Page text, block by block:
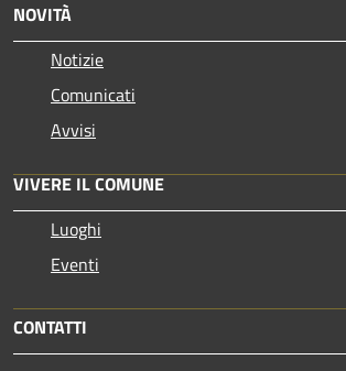
NOVITÀ
Notizie
Comunicati
Avvisi
VIVERE IL COMUNE
Luoghi
Eventi
CONTATTI